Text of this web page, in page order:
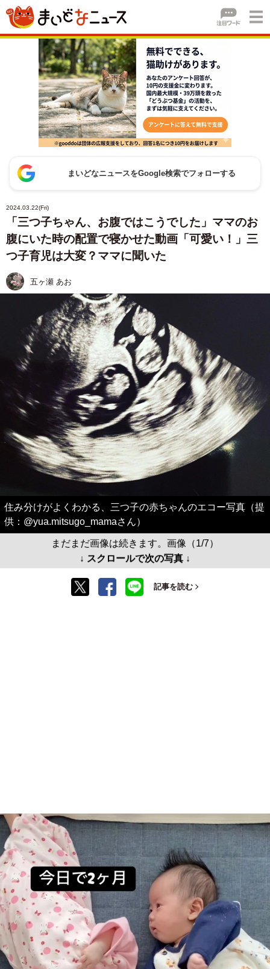
まいどなニュースをGoogle検索でフォローする
2024.03.22(Fri)
「三つ子ちゃん、お腹ではこうでした」ママのお
腹にいた時の配置で寝かせた動画「可愛い！」三
つ子育児は大変？ママに聞いた
五ヶ瀬 あお
住み分けがよくわかる、三つ子の赤ちゃんのエコー写真（提
供：@yua.mitsugo_mamaさん）
まだまだ画像は続きます。画像（1/7）
↓ スクロールで次の写真 ↓
記事を読む